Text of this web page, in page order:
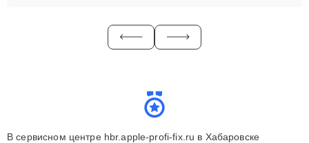
В сервисном центре hbr.apple-profi-fix.ru в Хабаровске